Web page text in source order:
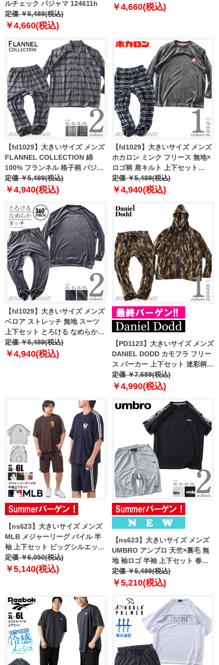
ルチェック パジャマ 124611h
定価 ￥5,489(税込)
￥4,660(税込)
￥4,660(税込)
【fd1029】大きいサイズ メンズ
FLANNEL COLLECTION 綿
100% フランネル 格子柄 パジャ
マ 上下セット 125611h
定価 ￥5,489(税込)
￥4,940(税込)
【fd1029】大きいサイズ メンズ
ホカロン ミンク フリース 無地×
ロゴ柄 肩キルト 上下セット
21564wh
定価 ￥5,489(税込)
￥4,940(税込)
【fd1029】大きいサイズ メンズ
ベロア ストレッチ 無地 スーツ
上下セット とろける なめらかタ
ッチ 2156a1h
定価 ￥5,489(税込)
￥4,940(税込)
【PD1123】大きいサイズ メンズ
DANIEL DODD カモフラ フリー
ス パーカー 上下セット 迷彩柄
azts-220501
定価 ￥7,689(税込)
￥4,990(税込)
【ns623】大きいサイズ メンズ
MLB メジャーリーグ パイル 半
袖 上下セット ビッグシルエット
21531yh 【t2501】
定価 ￥6,050(税込)
￥5,140(税込)
【ns623】大きいサイズ メンズ
UMBRO アンブロ 天竺×裏毛 無
地 袖ロゴ 半袖 上下セット 春夏
新作 21631dh
定価 ￥5,489(税込)
￥5,210(税込)